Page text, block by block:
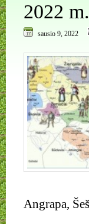
2022
sausio 9, 2022
Angrapa,